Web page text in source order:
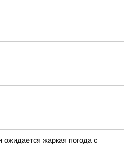
ожидается жаркая погода с